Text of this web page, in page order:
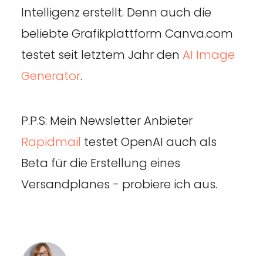
Intelligenz erstellt. Denn auch die
beliebte Grafikplattform Canva.com
testet seit letztem Jahr den AI Image
Generator.
P.P.S: Mein Newsletter Anbieter
Rapidmail testet OpenAI auch als
Beta für die Erstellung eines
Versandplanes - probiere ich aus.